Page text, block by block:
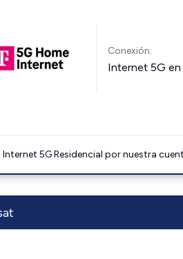
Conexión:
Internet 5G en
5G Residencial por nuestra